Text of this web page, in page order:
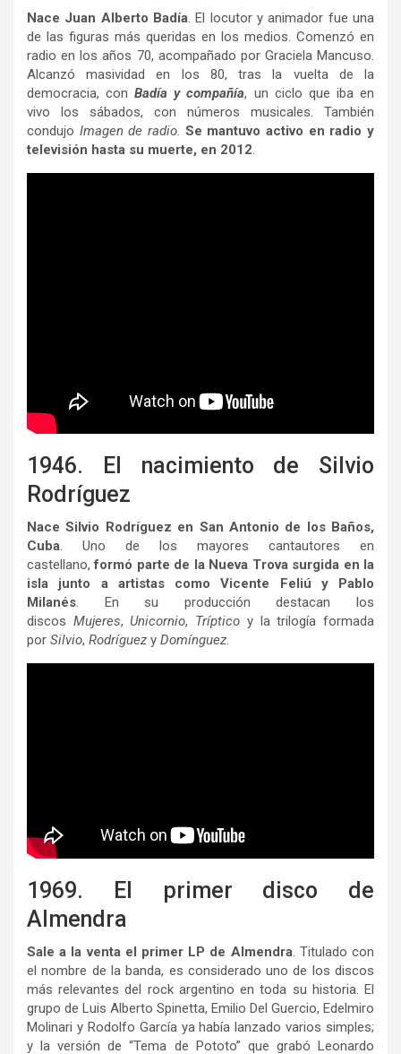
Nace Juan Alberto Badía. El locutor y animador fue una
de las figuras más queridas en los medios. Comenzó en
radio en los años 70, acompañado por Graciela Mancuso.
Alcanzó masividad en los 80, tras la vuelta de la
democracia, conBadía y compañía, un ciclo que iba en
vivo los sábados, con números musicales. También
condujo Imagen de radio. Se mantuvo activo en radio y
televisión hasta su muerte, en 2012.
1946. El nacimiento de Silvio
Rodríguez
Nace Silvio Rodríguez en San Antonio de los Baños,
Cuba. Uno de los mayores cantautores en
castellano,formó parte de la Nueva Trova surgida en la
isla junto a artistas como Vicente Feliú y Pablo
Milanés. En su producción destacan los
discos Mujeres,Unicornio, Tríptico y la trilogía formada
por Silvio, Rodríguez y Domínguez.
1969. El primer disco de
Almendra
Sale a la venta el primer LP de Almendra. Titulado con
el nombre de la banda, es considerado uno de los discos
más relevantes del rock argentino en toda su historia. El
grupo de Luis Alberto Spinetta, Emilio Del Guercio, Edelmiro
Molinari y Rodolfo García ya había lanzado varios simples;
y la versión de “Tema de Pototo” que grabó Leonardo